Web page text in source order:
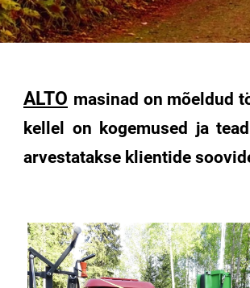
ALTO masinad on mõeldud
kellel on kogemused ja
arvestatakse klientide